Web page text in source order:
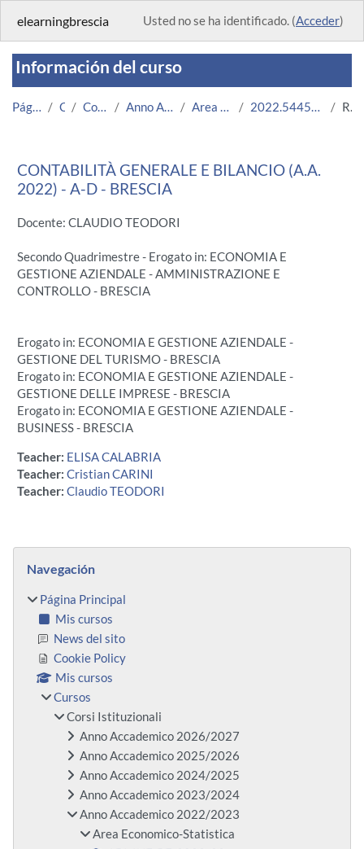
elearningbrescia Usted no se ha identificado. (Acceder)
Información del curso
Página Principal Cursos Corsi Istituzionali Anno Accademico 2022/2023 Area Economico-Statistica 2022.54451.2019.111.A000014.A-D_8315 Resumen
CONTABILITÀ GENERALE E BILANCIO (A.A.
2022) - A-D - BRESCIA
Docente: CLAUDIO TEODORI
Secondo Quadrimestre - Erogato in: ECONOMIA E
GESTIONE AZIENDALE - AMMINISTRAZIONE E
CONTROLLO - BRESCIA
Erogato in: ECONOMIA E GESTIONE AZIENDALE -
GESTIONE DEL TURISMO - BRESCIA
Erogato in: ECONOMIA E GESTIONE AZIENDALE -
GESTIONE DELLE IMPRESE - BRESCIA
Erogato in: ECONOMIA E GESTIONE AZIENDALE -
BUSINESS - BRESCIA
Teacher: ELISA CALABRIA
Teacher: Cristian CARINI
Teacher: Claudio TEODORI
Bloques
Navegación
Página Principal
Mis cursos
News del sito
Cookie Policy
Mis cursos
Cursos
Corsi Istituzionali
Anno Accademico 2026/2027
Anno Accademico 2025/2026
Anno Accademico 2024/2025
Anno Accademico 2023/2024
Anno Accademico 2022/2023
Area Economico-Statistica